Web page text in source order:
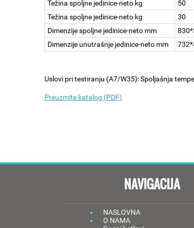
Težina spoljne jedinice-neto kg 50
Težina spoljne jedinice-neto kg
30
Dimenzije spoljne jedinice-neto mm
Dimenzije unutrašnje jedinice-neto mm
Uslovi pri testiranju (A7/W35): Spoljašnja
Preuzmite katalog (PDF)
NAVIGACIJA
NASLOVNA
O NAMA